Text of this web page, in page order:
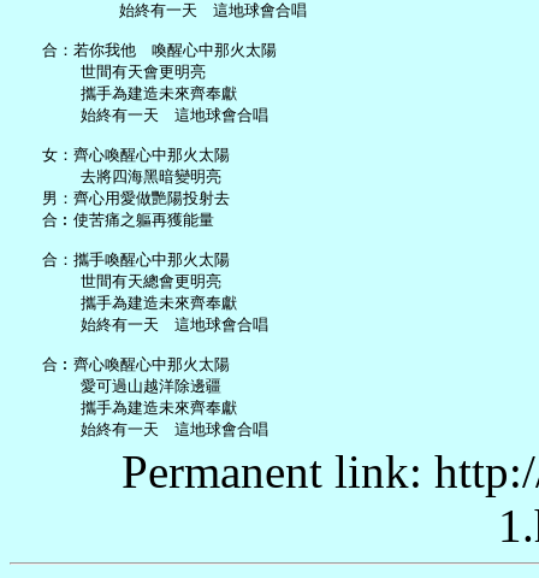
           始終有一天　這地球會合唱
   合：若你我他　喚醒心中那火太陽
       世間有天會更明亮
       攜手為建造未來齊奉獻
       始終有一天　這地球會合唱
   女：齊心喚醒心中那火太陽
       去將四海黑暗變明亮
   男：齊心用愛做艷陽投射去
   合︰使苦痛之軀再獲能量
   合：攜手喚醒心中那火太陽
       世間有天總會更明亮
       攜手為建造未來齊奉獻
       始終有一天　這地球會合唱
   合︰齊心喚醒心中那火太陽
       愛可過山越洋除邊疆
       攜手為建造未來齊奉獻
Permanent link: